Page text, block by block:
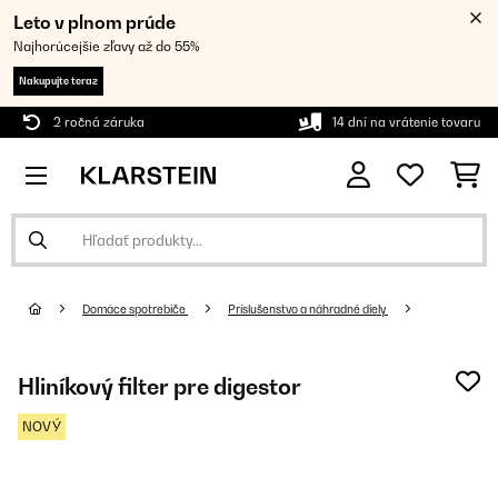
Leto v plnom prúde
Najhorúcejšie zľavy až do 55%
Nakupujte teraz
2 ročná záruka 14 dní na vrátenie tovaru
Domáce spotrebiče Príslušenstvo a náhradné diely
Hliníkový filter pre digestor
NOVÝ